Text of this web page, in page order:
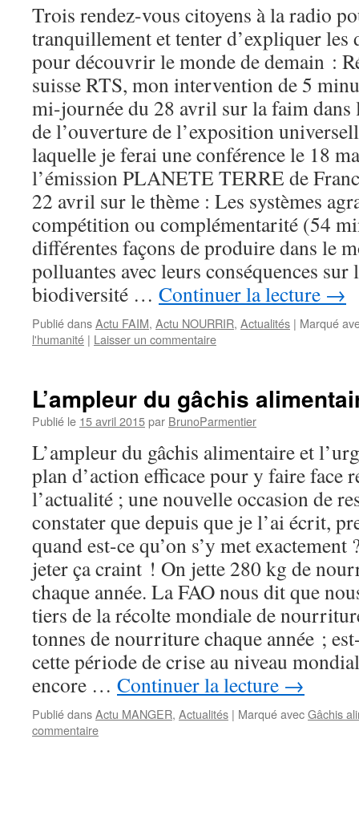
Trois rendez-vous citoyens à la radio
tranquillement et tenter d’expliquer les
pour découvrir le monde de demain :
suisse RTS, mon intervention de 5
mi-journée du 28 avril sur la faim dans
de l’ouverture de l’exposition
laquelle je ferai une conférence le 18
l’émission PLANETE TERRE de
22 avril sur le thème : Les systèmes
compétition ou complémentarité (54
différentes façons de produire dans le
polluantes avec leurs conséquences sur
biodiversité … Continuer la lecture →
Publié dansActu FAIM, Actu NOURRIR, Actualités | Marqué
l'humanité | Laisser un commentaire
L’ampleur du gâchis
Publié le 15 avril 2015par BrunoParmentier
L’ampleur du gâchis alimentaire et
plan d’action efficace pour y faire face
l’actualité ; une nouvelle occasion de
constater que depuis que je l’ai écrit,
quand est-ce qu’on s’y met
jeter ça craint ! On jette 280 kg de
chaque année. La FAO nous dit que
tiers de la récolte mondiale de
tonnes de nourriture chaque année ;
cette période de crise au niveau
encore … Continuer la lecture →
Publié dansActu MANGER, Actualités | Marqué avecGâchis
commentaire